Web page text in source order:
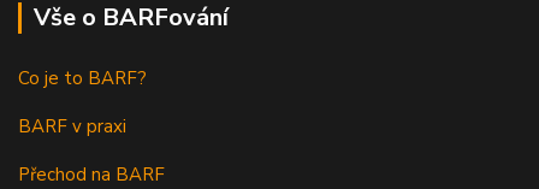
Vše o BARFování
Co je to BARF?
BARF v praxi
Přechod na BARF